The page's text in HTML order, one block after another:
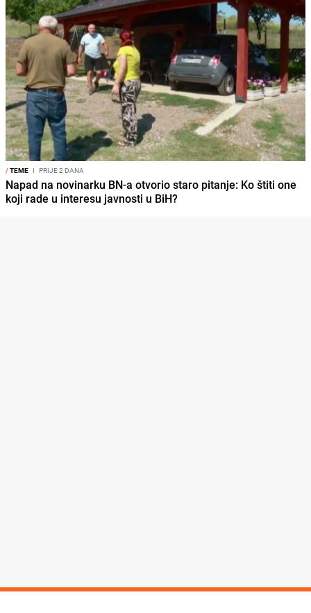
/TEME I PRIJE 2 DANA
Napad na novinarku BN-a otvorio staro pitanje: Ko štiti one
koji rade u interesu javnosti u BiH?